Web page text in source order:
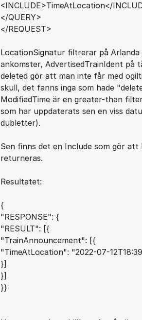
<INCLUDE>TimeAtLocation</
</QUERY>
</REQUEST>
LocationSignatur filtrerar på
ankomster, AdvertisedTrainIdent på
deleted gör att man inte får med
skull, det fanns inga som hade
ModifiedTime är en greater-than
som har uppdaterats sen en viss
dubletter).
Sen finns det en Include som gör
returneras.
Resultatet:
{
"RESPONSE": {
"RESULT": [{
"TrainAnnouncement": [{
"TimeAtLocation": "2022-07-
}]
}]
}}